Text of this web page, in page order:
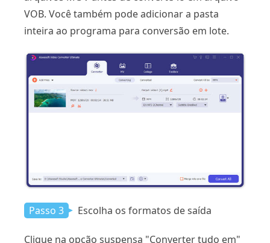
VOB. Você também pode adicionar a pasta
inteira ao programa para conversão em lote.
Passo 3 Escolha os formatos de saída
Clique na opção suspensa "Converter tudo em"